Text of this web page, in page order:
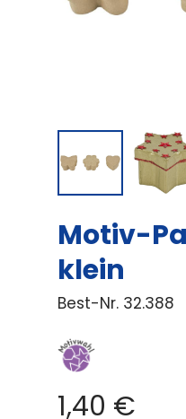
Motiv-
klein
Best-Nr. 32.388
1,40 €